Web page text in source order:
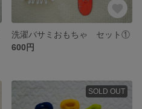
洗濯バサミおもちゃ セット①
600円
SOLD OUT